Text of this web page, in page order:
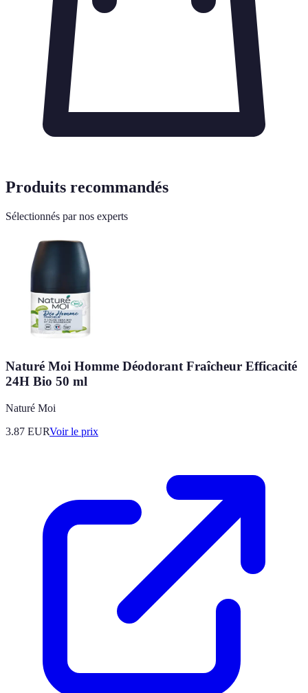
Produits recommandés
Sélectionnés par nos experts
Naturé Moi Homme Déodorant Fraîcheur Efficacité
24H Bio 50 ml
Naturé Moi
3.87 EURVoir le prix